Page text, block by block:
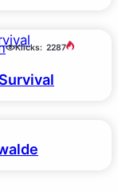
Klicks: 2287